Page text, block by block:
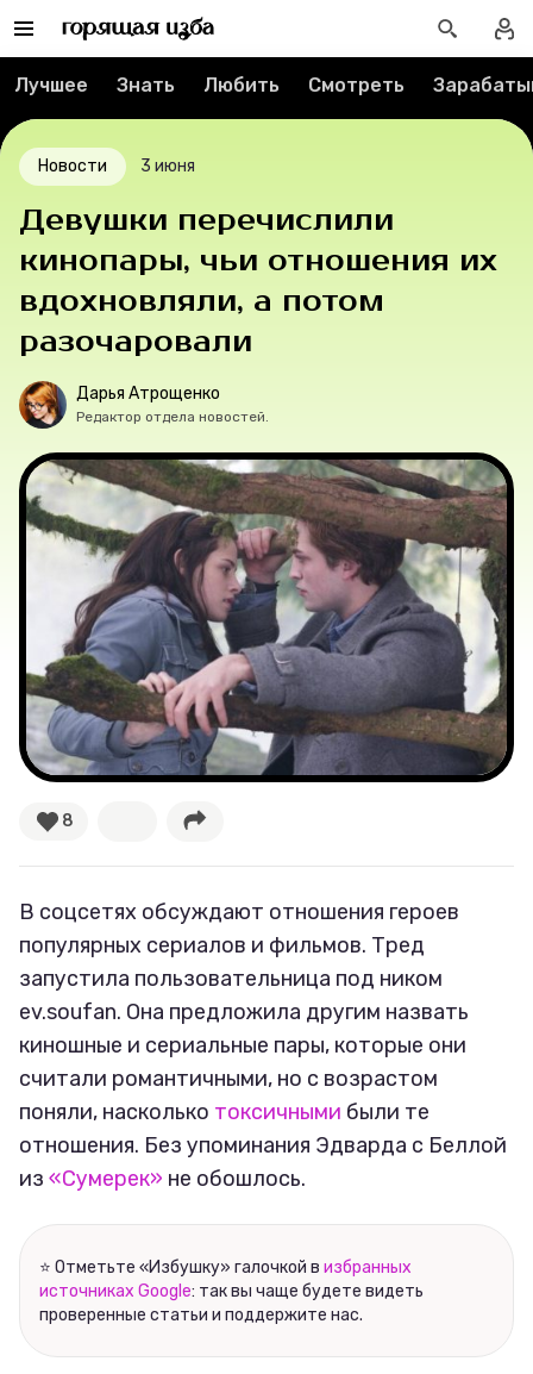
О проекте
О компании
Рубрики
Новости
Лучшее
Тесты
Секспросвет
Великие женщины
Тренды
Рецепты
Ваши истории
Соцсети
Лучшее Знать Любить Смотреть
Новости 3 июня
Девушки перечислили
кинопары, чьи отношения их
вдохновляли, а потом
разочаровали
Дарья Атрощенко
Редактор отдела новостей.
8
В соцсетях обсуждают отношения героев
популярных сериалов и фильмов. Тред
запустила пользовательница под ником
ev.soufan. Она предложила другим назвать
киношные и сериальные пары, которые они
считали романтичными, но с возрастом
поняли, насколько токсичными были те
отношения. Без упоминания Эдварда с Беллой
из «Сумерек» не обошлось.
⭐ Отметьте «Избушку» галочкой в избранных
источниках Google: так вы чаще будете видеть
проверенные статьи и поддержите нас.